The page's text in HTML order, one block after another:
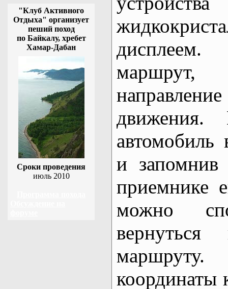
"Клуб Активного
Отдыха" организует
пеший поход
по Байкалу, хребет
Хамар-Дабан
Сроки проведения
июль 2010
движения.
автомобиль
и
приемнике
можно
маршруту.
координаты